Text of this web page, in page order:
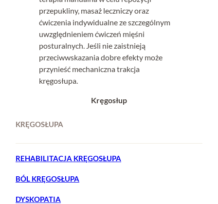
przepukliny, masaż leczniczy oraz
ćwiczenia indywidualne ze szczególnym
uwzględnieniem ćwiczeń mięśni
posturalnych. Jeśli nie zaistnieją
przeciwwskazania dobre efekty może
przynieść mechaniczna trakcja
kręgosłupa.
Kręgosłup
KRĘGOSŁUPA
REHABILITACJA KRĘGOSŁUPA
BÓL KRĘGOSŁUPA
DYSKOPATIA